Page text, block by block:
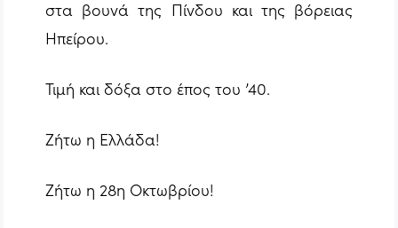
στα βουνά της Πίνδου και της βόρειας
Ηπείρου.
Τιμή και δόξα στο έπος του ’40.
Ζήτω η Ελλάδα!
Ζήτω η 28η Οκτωβρίου!